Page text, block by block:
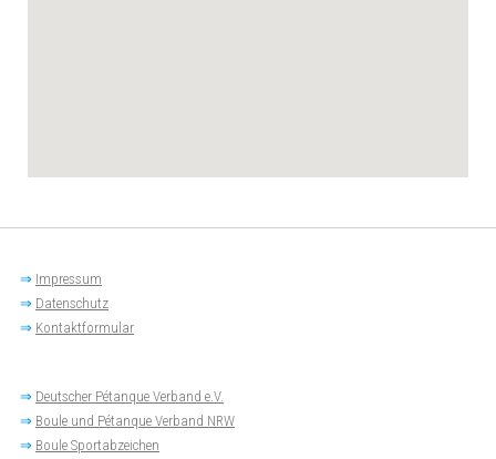
⇒ Impressum
⇒ Datenschutz
⇒ Kontaktformular
⇒ Deutscher Pétanque Verband e.V.
⇒ Boule und Pétanque Verband NRW
⇒ Boule Sportabzeichen